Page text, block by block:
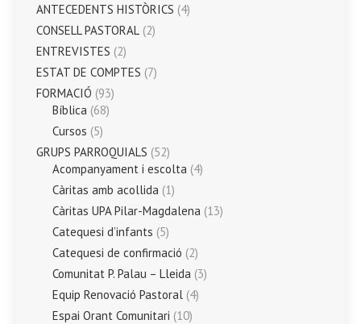
ANTECEDENTS HISTÒRICS (4)
CONSELL PASTORAL (2)
ENTREVISTES (2)
ESTAT DE COMPTES (7)
FORMACIÓ (93)
Bíblica (68)
Cursos (5)
GRUPS PARROQUIALS (52)
Acompanyament i escolta (4)
Càritas amb acollida (1)
Càritas UPA Pilar-Magdalena (13)
Catequesi d’infants (5)
Catequesi de confirmació (2)
Comunitat P. Palau – Lleida (3)
Equip Renovació Pastoral (4)
Espai Orant Comunitari (10)